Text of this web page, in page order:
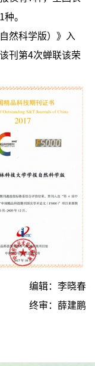
。
然科学版）》入
刊第4次蝉联该荣
编辑：李晓春
终审：薛建鹏